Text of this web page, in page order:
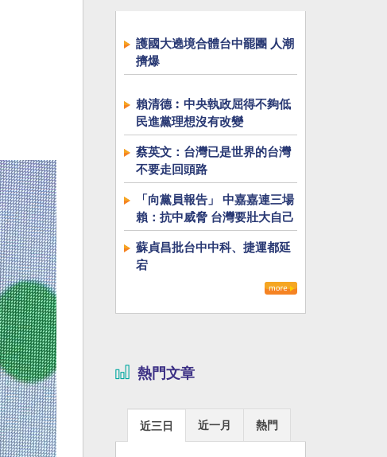
護國大遶境合體台中罷團 人潮
擠爆
賴清德︰中央執政屈得不夠低
民進黨理想沒有改變
蔡英文：台灣已是世界的台灣
不要走回頭路
「向黨員報告」 中嘉嘉連三場
賴：抗中威脅 台灣要壯大自己
蘇貞昌批台中中科、捷運都延
宕
熱門文章
近三日 近一月 熱門